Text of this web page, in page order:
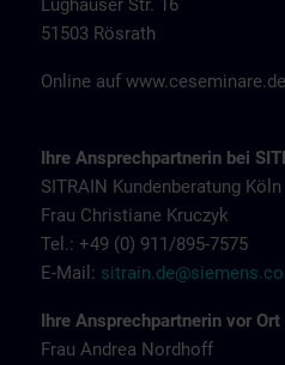
Lüghauser Str. 16
51503 Rösrath
Online auf
Ihre Ansprechpartnerin bei
SITRAIN Kundenberatung Köln
Frau Christiane Kruczyk
Tel.: +49 (0) 911/895-7575
E-Mail:
Ihre Ansprechpartnerin vor Ort
Frau Andrea Nordhoff